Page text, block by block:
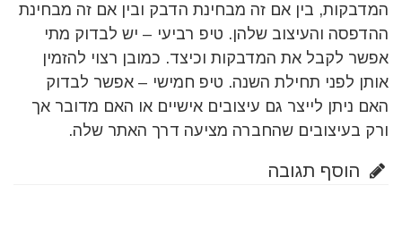
המדבקות, בין אם זה מבחינת הדבק ובין אם זה מבחינת
ההדפסה והעיצוב שלהן. טיפ רביעי – יש לבדוק מתי
אפשר לקבל את המדבקות וכיצד. כמובן רצוי להזמין
אותן לפני תחילת השנה. טיפ חמישי – אפשר לבדוק
האם ניתן לייצר גם עיצובים אישיים או האם מדובר אך
ורק בעיצובים שהחברה מציעה דרך האתר שלה.
הוסף תגובה